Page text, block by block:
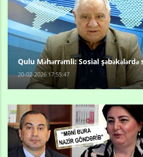
Qulu Məhərrəmli: Sosial şəbəkələrdə
20-02-2026 17:55:47